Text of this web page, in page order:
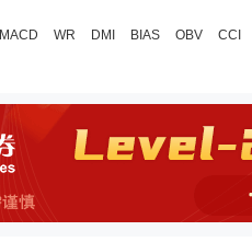
MACD WR DMI BIAS OBV CCI